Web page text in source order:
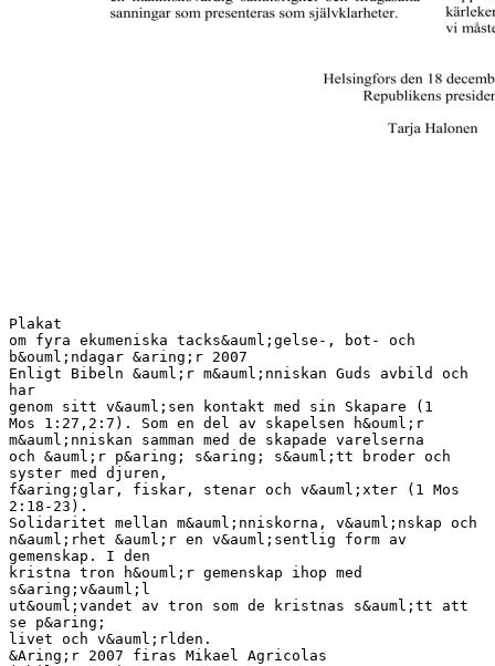
Plakat
om fyra ekumeniska tacks&auml;gelse-, bot- och
b&ouml;ndagar &aring;r 2007
Enligt Bibeln &auml;r m&auml;nniskan Guds avbild och
har
genom sitt v&auml;sen kontakt med sin Skapare (1
Mos 1:27,2:7). Som en del av skapelsen h&ouml;r
m&auml;nniskan samman med de skapade varelserna
och &auml;r p&aring; s&aring; s&auml;tt broder och
syster med djuren,
f&aring;glar, fiskar, stenar och v&auml;xter (1 Mos
2:18-23).
Solidaritet mellan m&auml;nniskorna, v&auml;nskap och
n&auml;rhet &auml;r en v&auml;sentlig form av
gemenskap. I den
kristna tron h&ouml;r gemenskap ihop med
s&aring;v&auml;l
ut&ouml;vandet av tron som de kristnas s&auml;tt att
se p&aring;
livet och v&auml;rlden.
&Aring;r 2007 firas Mikael Agricolas